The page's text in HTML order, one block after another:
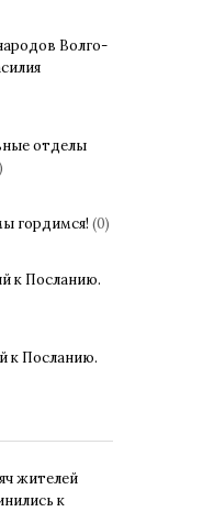
Волго-
отделы
гордимся! (0)
к Посланию.
к Посланию.
жителей
к